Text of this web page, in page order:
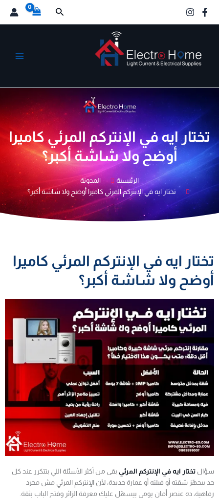
البحث
تختار ايه في الإنتركم المرئي كاميرا
أوضح ولا شاشة أكبر؟
الرئيسية
المدونة
تختار ايه في الإنتركم المرئي كاميرا أوضح ولا شاشة أكبر؟
تختار ايه في الإنتركم المرئي كاميرا
أوضح ولا شاشة أكبر؟
سؤال تختار ايه في الإنتركم المرئي بقى من أكثر الأسئلة اللي بتتكرر عند كل
حد بيجهّز شقته أو فيلته أو عمارة جديدة، لأن الإنتركم المرئي مش مجرد
رفاهية، ده عنصر أمان يومي بيسهّل عليك معرفة الزائر وفتح الباب بثقة.